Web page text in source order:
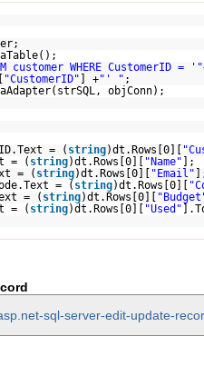
customer WHERE CustomerID = '"
"CustomerID" ] +"' " ;
objConn);
= ( string)dt.Rows[0][
= ( string)dt.Rows[0][ "Name" ];
= ( string)dt.Rows[0][ "Email"
= ( string)dt.Rows[0][
= ( string)dt.Rows[0][
= ( string)dt.Rows[0][ "Used"
sql-server-edit-update-